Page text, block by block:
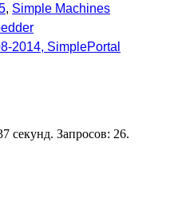
, Simple Machines
2014, SimplePortal
секунд. Запросов: 26.